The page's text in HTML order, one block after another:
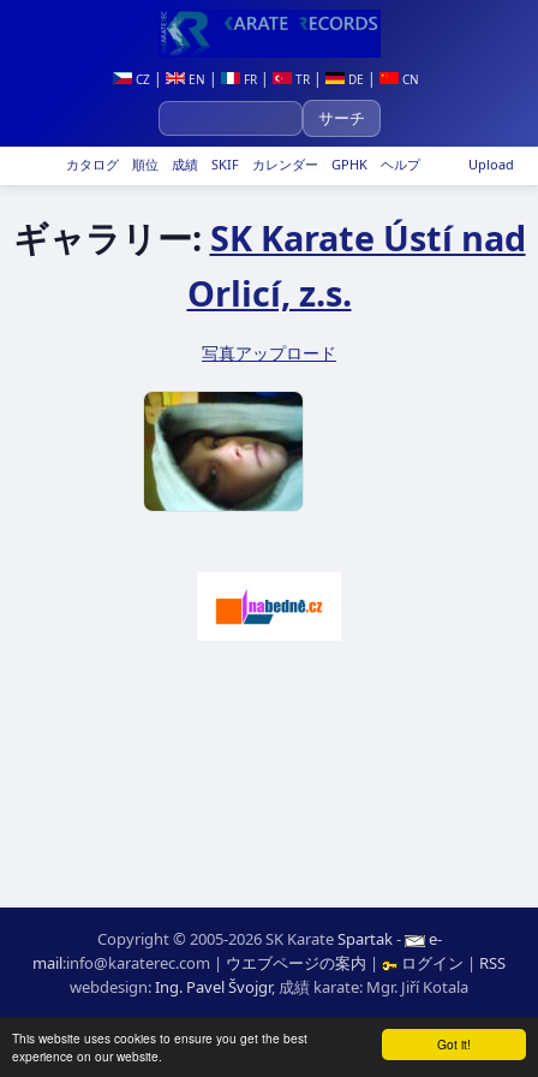
Got it!
This website uses cookies to ensure you get the best
experience on our website.
CZ| EN | FR| TR| DE | CN
Upload
カタログ 順位 成績 SKIF カレンダー GPHK ヘルプ
ギャラリー: SK Karate Ústí nad
Orlicí, z.s.
写真アップロード
Copyright © 2005-2026 SK KarateSpartak-
e-
mail:moc.ceretarak@ofni | ウエブページの案内 | ログイン | RSS
webdesign:Ing. Pavel Švojgr, 成績 karate: Mgr. Jiří Kotala